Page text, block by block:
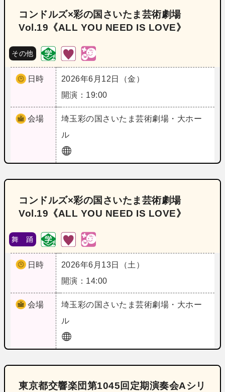
コンドルズ×彩の国さいたま芸術劇場
Vol.19《ALL YOU NEED IS LOVE》
その他
日時
2026年6月12日（金）
開演：19:00
会場 埼玉彩の国さいたま芸術劇場・大ホー
ル
コンドルズ×彩の国さいたま芸術劇場
Vol.19《ALL YOU NEED IS LOVE》
舞 踊
日時
2026年6月13日（土）
開演：14:00
会場 埼玉彩の国さいたま芸術劇場・大ホー
ル
東京都交響楽団第1045回定期演奏会Aシリ